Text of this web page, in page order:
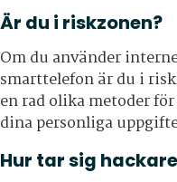
Är du i riskzonen?
Om du använder
smarttelefon är du i
en rad olika metoder
dina personliga
Hur tar sig